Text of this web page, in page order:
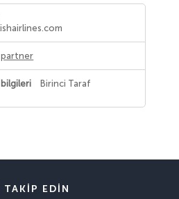
partner
Birinci Taraf
TAKIP EDIN